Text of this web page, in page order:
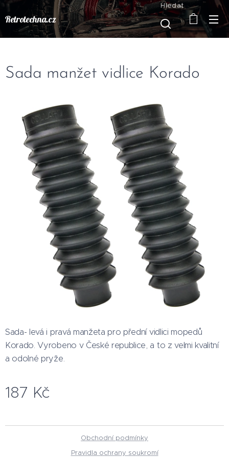
Retrotechna.cz
Hledat
Sada manžet vidlice Korado
Sada- levá i pravá manžeta pro přední vidlici mopedů
Korado. Vyrobeno v České republice, a to z velmi kvalitní
a odolné pryže.
187 Kč
Obchodní podmínky
Pravidla ochrany soukromí